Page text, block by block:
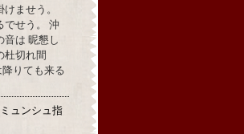
ませう。
でせう。 沖
音は 昵懇し
杜切れ間
りても来る
ュンシュ指